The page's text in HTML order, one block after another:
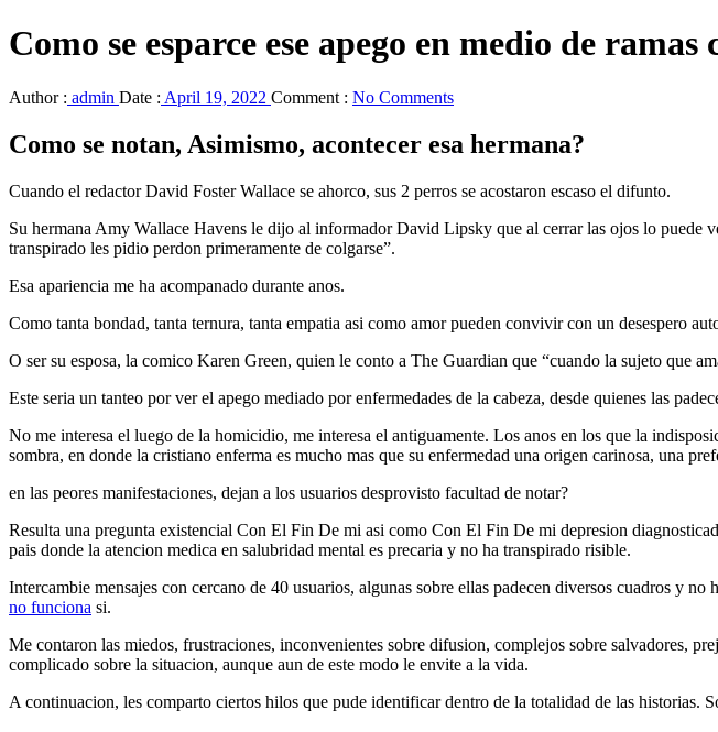
Como se esparce ese apego en medio de
Author : admin Date : April 19, 2022 Comment : No Comments
Como se notan, Asimismo, acontecer esa hermana?
Cuando el redactor David Foster Wallace se ahorco, sus 2 perros se acostaron escaso el difunto.
Su hermana Amy Wallace Havens le dijo al informador David Lipsky que al cerrar las ojos lo puede
transpirado les pidio perdon primeramente de colgarse”.
Esa apariencia me ha acompanado durante anos.
Como tanta bondad, tanta ternura, tanta empatia asi­ como amor pueden convivir con un desespero
O ser su esposa, la comico Karen Green, quien le conto a The Guardian que “cuando la sujeto que
Este seri­a un tanteo por ver el apego mediado por enfermedades de la cabeza, desde quienes las
No me interesa el luego de la homicidio, me interesa el antiguamente. Los anos en los que la
sombra, en donde la cristiano enferma es mucho mas que su enfermedad una origen carinosa, una
en las peores manifestaciones, dejan a los usuarios desprovisto facultad de notar?
Resulta una pregunta existencial Con El Fin De mi asi­ como Con El Fin De mi depresion
pais donde la atencion medica en salubridad mental es precaria y no ha transpirado risible.
Intercambie mensajes con cercano de 40 usuarios, algunas sobre ellas padecen diversos cuadros y
no funciona si.
Me contaron las miedos, frustraciones, inconvenientes sobre difusion, complejos sobre salvadores,
complicado sobre la situacion, aunque aun de este modo le envite a la vida.
A continuacion, les comparto ciertos hilos que pude identificar dentro de la totalidad de las historias.